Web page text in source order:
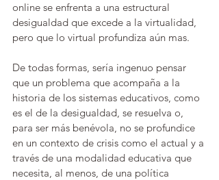
online se enfrenta a una estructural
desigualdad que excede a la virtualidad,
pero que lo virtual profundiza aún mas.
De todas formas, sería ingenuo pensar
que un problema que acompaña a la
historia de los sistemas educativos, como
es el de la desigualdad, se resuelva o,
para ser más benévola, no se profundice
en un contexto de crisis como el actual y a
través de una modalidad educativa que
necesita, al menos, de una política